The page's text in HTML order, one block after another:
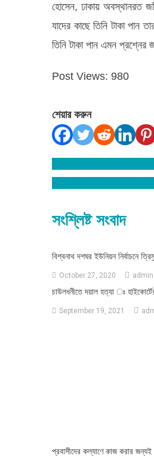
হোসেন, ঢাকায় অবস্থানরত
যাদের কাছে তিনি টাকা পান
তিনি টাকা পান এমন প্রশ্নের
Post Views: 980
শেয়ার করুন
Post
সংশ্লিষ্ট সংবাদ
বিশ্বনাথ দশঘর ইউনিয়ন নির্বাচনে
October 27, 2020 admin
চাউলধনীতে দয়াল হত্যা ঃ
September 19, 2021
প্রবাসীদের কল্যাণে কাজ করার জন্যই